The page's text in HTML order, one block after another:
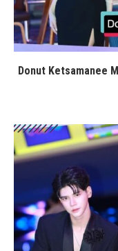
Donut Ketsamanee